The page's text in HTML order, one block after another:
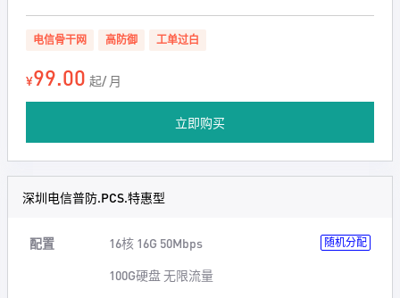
电信骨干网 高防御 工单过白
¥99.00 起/ 月
立即购买
深圳电信普防.PCS.特惠型
配置 16核 16G 50Mbps 随机分配
100G硬盘 无限流量